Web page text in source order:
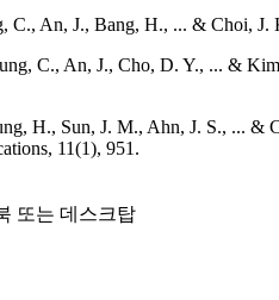
An, J., Bang, H., ... & Choi, J.
C., An, J., Cho, D. Y., ... &
H., Sun, J. M., Ahn, J. S., ... &
11(1), 951.
또는 데스크탑